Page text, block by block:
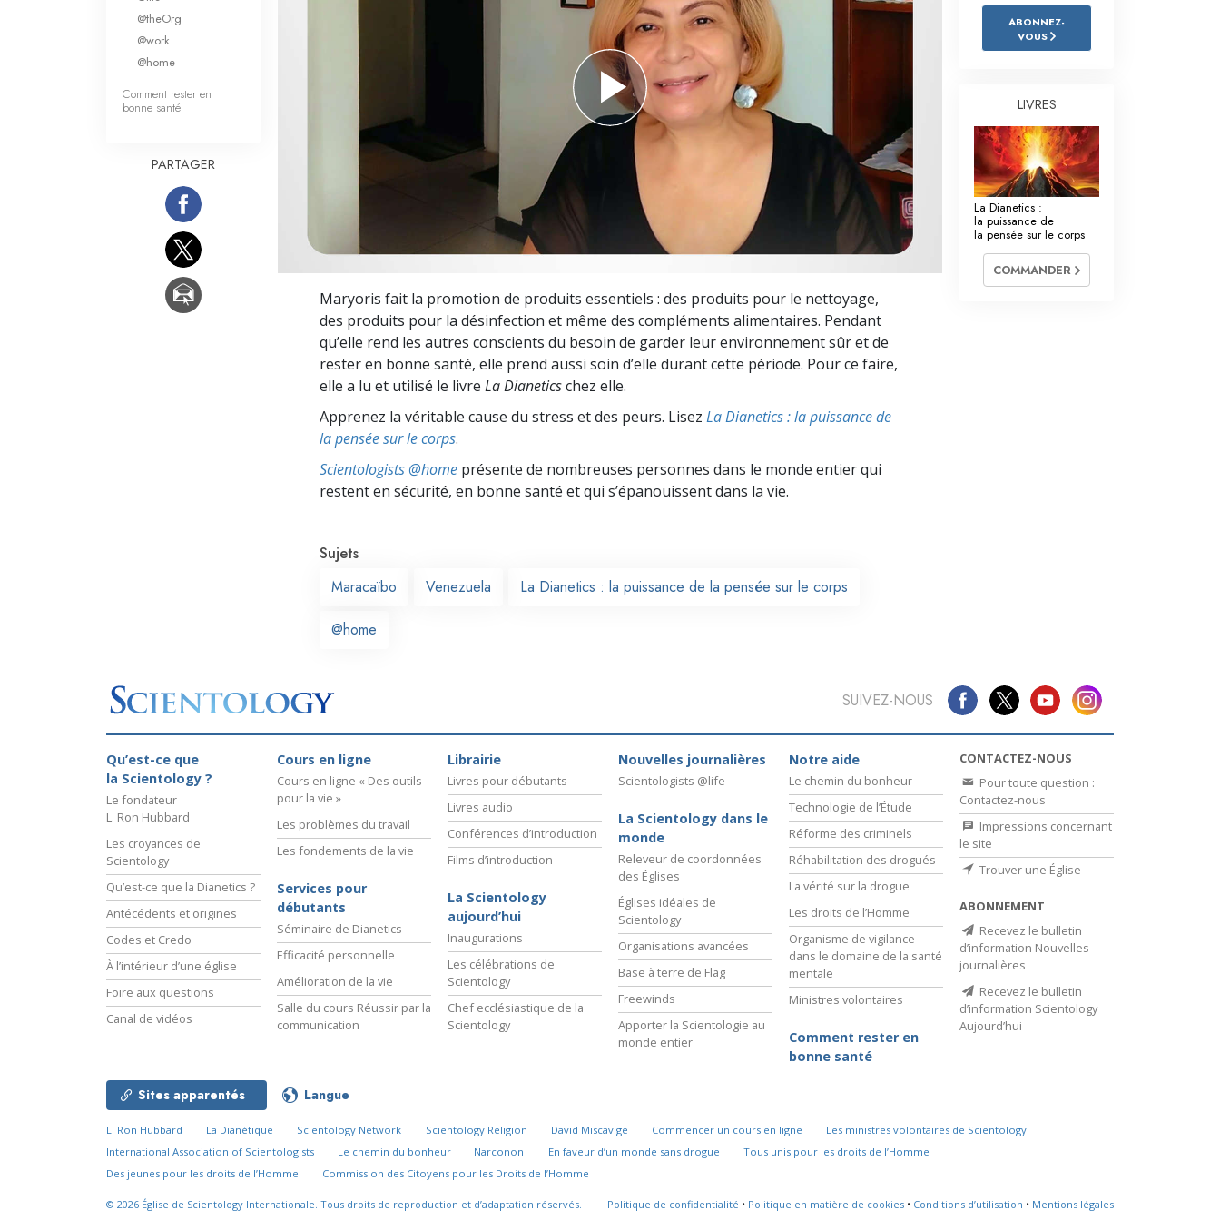
L’échelle des tons émotionnels
Réponses aux drogues
L’éthique et les conditions
La raison de l’oppression
Les investigations
Les fondements de l’organisation
La technologie de l’étude
Maryoris fait la promotion de produits essentiels : des produits pour le nettoyage,
des produits pour la désinfection et même des compléments alimentaires. Pendant
qu’elle rend les autres conscients du besoin de garder leur environnement sûr et de
rester en bonne santé, elle prend aussi soin d’elle durant cette période. Pour ce faire,
elle a lu et utilisé le livre La Dianeticschez elle.
Apprenez la véritable cause du stress et des peurs. Lisez La Dianetics : la puissance de
la pensée sur le corps.
Scientologists @home présente de nombreuses personnes dans le monde entier qui
restent en sécurité, en bonne santé et qui s’épanouissent dans la vie.
Sujets
Maracaïbo
Venezuela La Dianetics : la puissance de la pensée sur le corps
@home
@theOrg
@work
@home
Comment rester en
bonne santé
PARTAGER
ABONNEZ-
VOUS
LIVRES
La Dianetics :
la puissance de
la pensée sur le corps
COMMANDER
SUIVEZ-NOUS
Qu’est-ce que
la Scientology ?
Le fondateur
L. Ron Hubbard
Les croyances de
Scientology
Qu’est-ce que la Dianetics ?
Antécédents et origines
Codes et Credo
À l’intérieur d’une église
Foire aux questions
Canal de vidéos
Cours en ligne
Cours en ligne « Des outils
pour la vie »
Les problèmes du travail
Les fondements de la vie
Services pour
débutants
Séminaire de Dianetics
Efficacité personnelle
Amélioration de la vie
Salle du cours Réussir par la
communication
Librairie
Livres pour débutants
Livres audio
Conférences d’introduction
Films d’introduction
La Scientology
aujourd’hui
Inaugurations
Les célébrations de
Scientology
Chef ecclésiastique de la
Scientology
Nouvelles journalières
Scientologists @life
La Scientology dans le
monde
Releveur de coordonnées
des Églises
Églises idéales de
Scientology
Organisations avancées
Base à terre de Flag
Freewinds
Apporter la Scientologie au
monde entier
Notre aide
Le chemin du bonheur
Technologie de l’Étude
Réforme des criminels
Réhabilitation des drogués
La vérité sur la drogue
Les droits de l’Homme
Organisme de vigilance
dans le domaine de la santé
mentale
Ministres volontaires
Comment rester en
bonne santé
CONTACTEZ-NOUS
Pour toute question :
Contactez-nous
Impressions concernant
le site
Trouver une Église
ABONNEMENT
Recevez le bulletin
d’information Nouvelles
journalières
Recevez le bulletin
d’information Scientology
Aujourd’hui
Sites apparentés Langue
L. Ron Hubbard La Dianétique Scientology Network Scientology Religion David Miscavige Commencer un cours en ligne
Les ministres volontaires de Scientology
International Association of Scientologists
Le chemin du bonheur Narconon En faveur d’un monde sans drogue
Tous unis pour les droits de l’Homme
Des jeunes pour les droits de l’Homme
Commission des Citoyens pour les Droits de l’Homme
© 2026 Église de Scientology Internationale. Tous droits de reproduction et d’adaptation réservés. Politique de confidentialité • Politique en matière de cookies • Conditions d’utilisation • Mentions légales